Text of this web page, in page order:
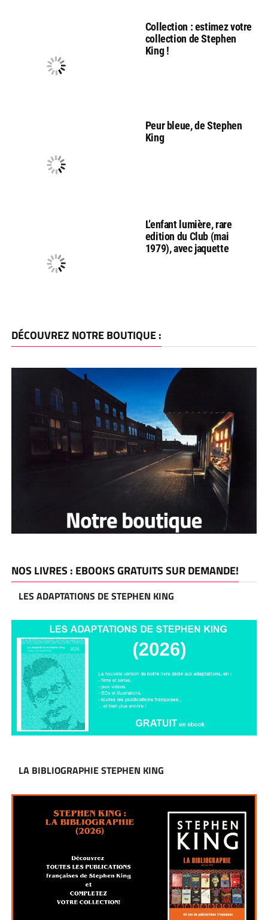
Collection : estimez votre
collection de Stephen
King !
Peur bleue, de Stephen
King
L’enfant lumière, rare
edition du Club (mai
1979), avec jaquette
DÉCOUVREZ NOTRE BOUTIQUE :
NOS LIVRES : EBOOKS GRATUITS SUR DEMANDE!
LES ADAPTATIONS DE STEPHEN KING
LA BIBLIOGRAPHIE STEPHEN KING